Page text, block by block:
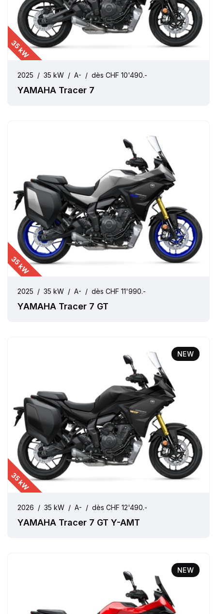
35 kW
2025 / 35 kW / A- / dès CHF 10'490.-
YAMAHA Tracer 7
35 kW
2025 / 35 kW / A- / dès CHF 11'990.-
YAMAHA Tracer 7 GT
NEW
35 kW
2026 / 35 kW / A- / dès CHF 12'490.-
YAMAHA Tracer 7 GT Y-AMT
NEW